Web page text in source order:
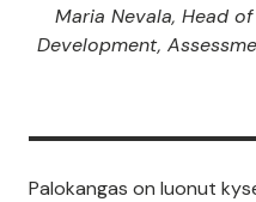
Maria Nevala, Head
Development,
Palokangas on luonut